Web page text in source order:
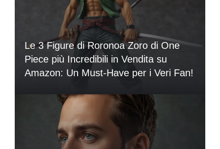
Le 3 Figure di Roronoa Zoro di One
Piece più Incredibili in Vendita su
Amazon: Un Must-Have per i Veri Fan!